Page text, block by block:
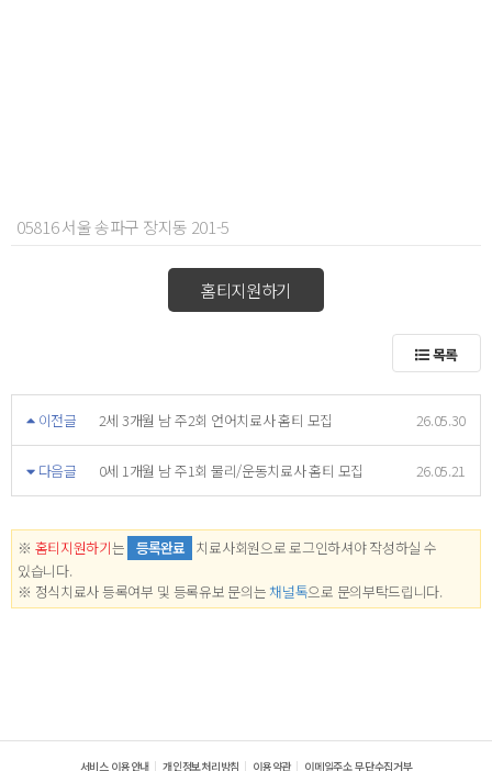
05816 서울 송파구 장지동 201-5
홈티지원하기
목록
이전글 2세 3개월 남 주2회 언어치료사 홈티 모집 26.05.30
다음글 0세 1개월 남 주1회 물리/운동치료사 홈티 모집 26.05.21
※ 홈티지원하기는 등록완료 치료사회원으로 로그인하셔야 작성하실 수
있습니다.
※ 정식치료사 등록여부 및 등록유보 문의는 채널톡으로 문의부탁드립니다.
서비스 이용안내 개인정보처리방침 이용약관 이메일주소 무단수집거부